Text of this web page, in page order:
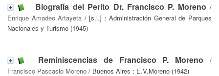
Biografía del Perito Dr. Francisco P. Moreno /
Enrique Amadeo Artayeta / [s.l.] : Administración General de Parques
Nacionales y Turismo (1945)
Reminiscencias de Francisco P. Moreno /
Francisco Pascasio Moreno / Buenos Aires : E.V.Moreno (1942)